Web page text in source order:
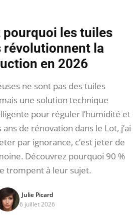
pourquoi les tuiles
révolutionnent la
en 2026
ne sont pas des tuiles
une solution technique
pour réguler l’humidité et
de rénovation dans le Lot, j’ai
par ignorance, c’est jeter de
Découvrez pourquoi 90 %
trompent à leur sujet.
Julie Picard
6 juillet 2026